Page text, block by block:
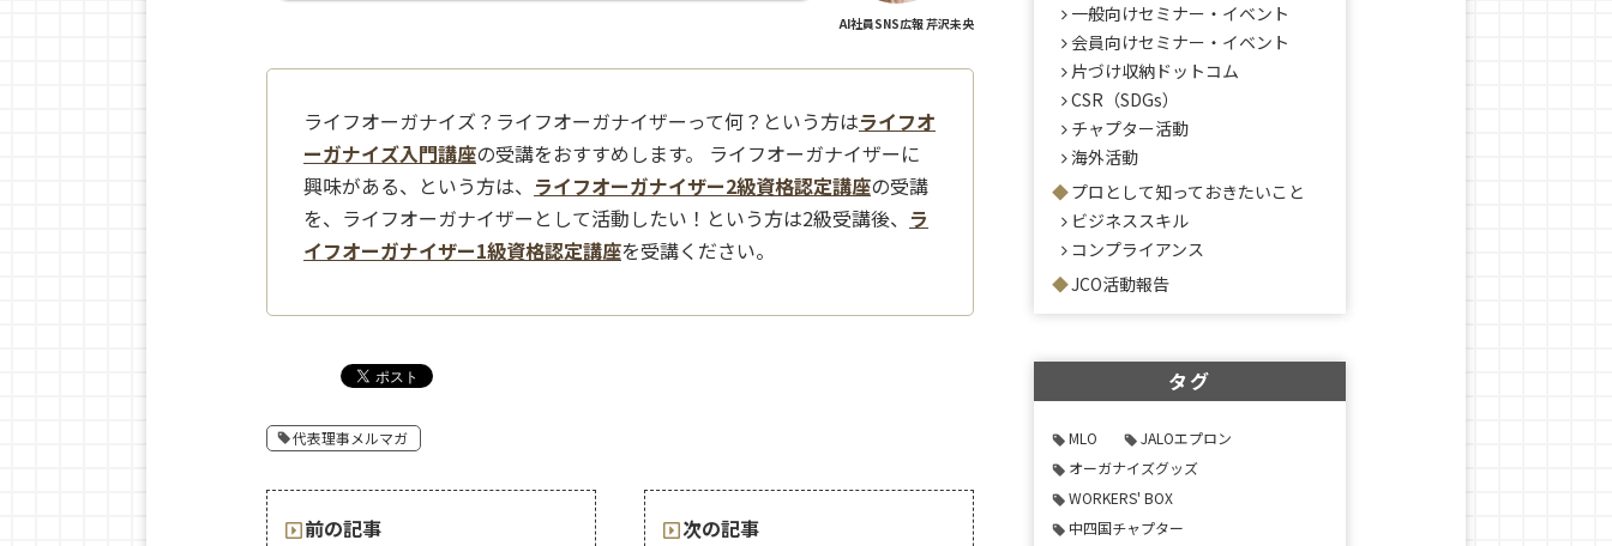
AI社員SNS広報 芹沢未央
ライフオーガナイズ？ライフオーガナイザーって何？という方はライフオ
ーガナイズ入門講座の受講をおすすめします。 ライフオーガナイザーに
興味がある、という方は、 ライフオーガナイザー2級資格認定講座の受講
を、ライフオーガナイザーとして活動したい！という方は2級受講後、 ラ
イフオーガナイザー1級資格認定講座を受講ください。
代表理事メルマガ
前の記事 次の記事
一般向けセミナー・イベント
会員向けセミナー・イベント
片づけ収納ドットコム
CSR（SDGs）
チャプター活動
海外活動
プロとして知っておきたいこと
ビジネススキル
コンプライアンス
JCO活動報告
タグ
MLO
JALOエプロン
オーガナイズグッズ
WORKERS' BOX
中四国チャプター